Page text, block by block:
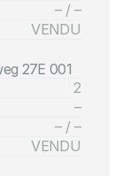
– / –
VENDU
27E 001
2
–
– / –
VENDU